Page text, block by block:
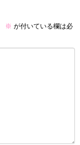
※ が付いている欄は必